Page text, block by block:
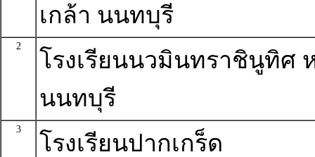
เกล้า นนทบุรี
2
โรงเรียนนวมินทราชินูทิศ
นนทบุรี
3
โรงเรียนปากเกร็ด